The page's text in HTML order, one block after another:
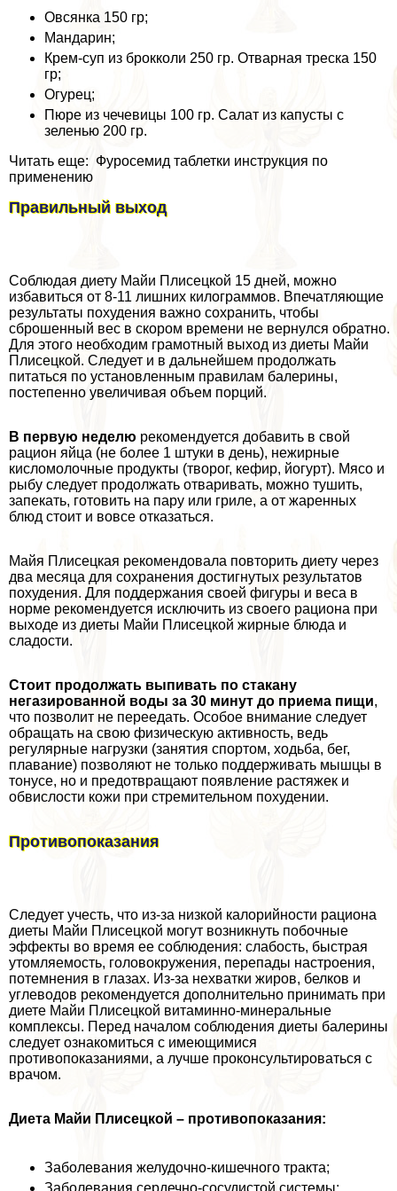
Овсянка 150 гр;
Мандарин;
Крем-суп из брокколи 250 гр. Отварная треска 150
гр;
Огурец;
Пюре из чечевицы 100 гр. Салат из капусты с
зеленью 200 гр.
Читать еще: Фуросемид таблетки инструкция по
применению
Правильный выход
Соблюдая диету Майи Плисецкой 15 дней, можно
избавиться от 8-11 лишних килограммов. Впечатляющие
результаты похудения важно сохранить, чтобы
сброшенный вес в скором времени не вернулся обратно.
Для этого необходим грамотный выход из диеты Майи
Плисецкой. Следует и в дальнейшем продолжать
питаться по установленным правилам балерины,
постепенно увеличивая объем порций.
В первую неделю рекомендуется добавить в свой
рацион яйца (не более 1 штуки в день), нежирные
кисломолочные продукты (творог, кефир, йогурт). Мясо и
рыбу следует продолжать отваривать, можно тушить,
запекать, готовить на пару или гриле, а от жаренных
блюд стоит и вовсе отказаться.
Майя Плисецкая рекомендовала повторить диету через
два месяца для сохранения достигнутых результатов
похудения. Для поддержания своей фигуры и веса в
норме рекомендуется исключить из своего рациона при
выходе из диеты Майи Плисецкой жирные блюда и
сладости.
Стоит продолжать выпивать по стакану
негазированной воды за 30 минут до приема пищи,
что позволит не переедать. Особое внимание следует
обращать на свою физическую активность, ведь
регулярные нагрузки (занятия спортом, ходьба, бег,
плавание) позволяют не только поддерживать мышцы в
тонусе, но и предотвращают появление растяжек и
обвислости кожи при стремительном похудении.
Противопоказания
Следует учесть, что из-за низкой калорийности рациона
диеты Майи Плисецкой могут возникнуть побочные
эффекты во время ее соблюдения: слабость, быстрая
утомляемость, головокружения, перепады настроения,
потемнения в глазах. Из-за нехватки жиров, белков и
углеводов рекомендуется дополнительно принимать при
диете Майи Плисецкой витаминно-минеральные
комплексы. Перед началом соблюдения диеты балерины
следует ознакомиться с имеющимися
противопоказаниями, а лучше проконсультироваться с
врачом.
Диета Майи Плисецкой – противопоказания:
Заболевания желудочно-кишечного тpaкта;
Заболевания сердечно-сосудистой системы;